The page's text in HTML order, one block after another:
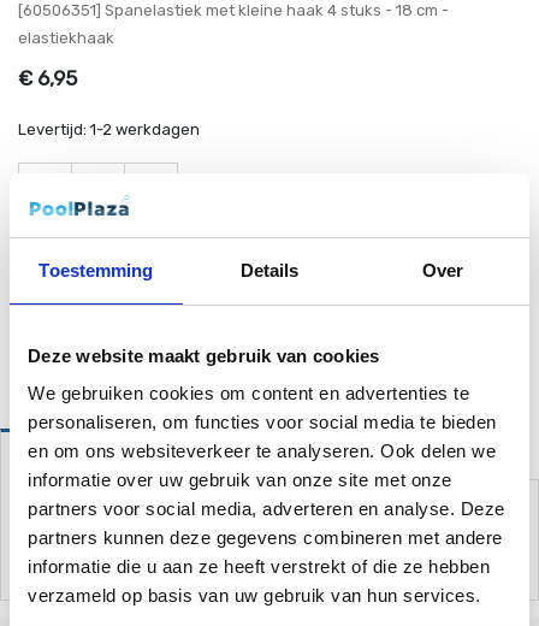
Toestemming Details Over
Deze website maakt gebruik van cookies
We gebruiken cookies om content en advertenties te
personaliseren, om functies voor social media te bieden
en om ons websiteverkeer te analyseren. Ook delen we
informatie over uw gebruik van onze site met onze
partners voor social media, adverteren en analyse. Deze
partners kunnen deze gegevens combineren met andere
informatie die u aan ze heeft verstrekt of die ze hebben
verzameld op basis van uw gebruik van hun services.
[60506351] Spanelastiek met kleine haak 4 stuks - 18 cm -
elastiekhaak
€ 6,95
Levertijd: 1-2 werkdagen
Toevoegen aan winkelmandje
Website bestellingen boven de 50 euro worden gratis verzonden!*
Omschrijving
Spanelastiek 4 mm dikte van 180 mm lengte.